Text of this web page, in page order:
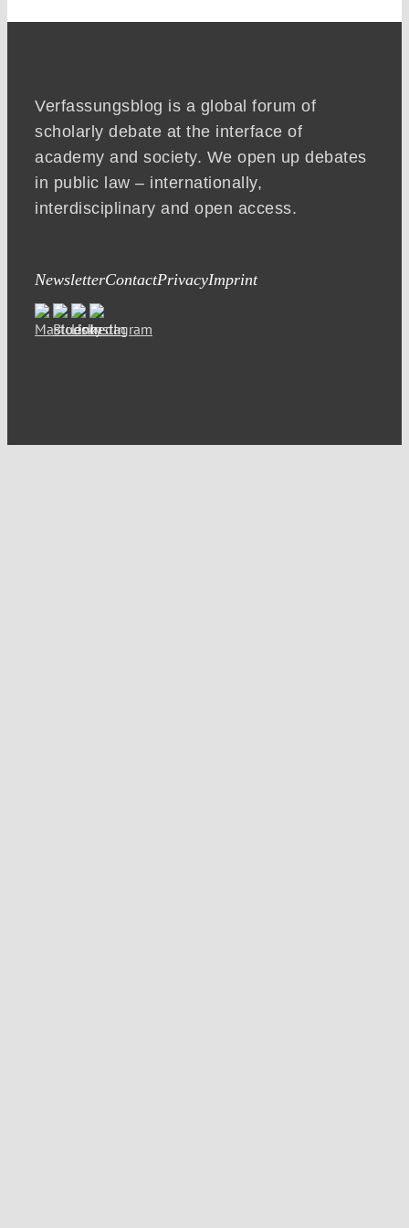
Verfassungsblog is a global forum of
scholarly debate at the interface of
academy and society. We open up debates
in public law – internationally,
interdisciplinary and open access.
NewsletterContactPrivacyImprint